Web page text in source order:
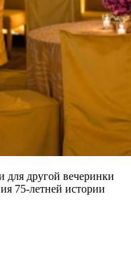
для другой вечеринки
75-летней истории